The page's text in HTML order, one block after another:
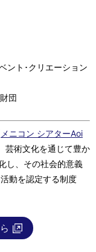
ント･クリエーション
団
メニコン シアターAoi
芸術文化を通じて豊か
し、その社会的意義
動を認定する制度